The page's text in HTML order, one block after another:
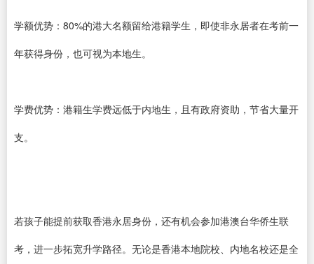
学额优势：80%的港大名额留给港籍学生，即使非永居者在考前一
年获得身份，也可视为本地生。
学费优势：港籍生学费远低于内地生，且有政府资助，节省大量开
支。
若孩子能提前获取香港永居身份，还有机会参加港澳台华侨生联
考，进一步拓宽升学路径。无论是香港本地院校、内地名校还是全